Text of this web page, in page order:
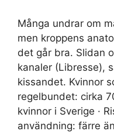
Många undrar om
men kroppens
det går bra. Slidan
kanaler (Libresse),
kissandet. Kvinnor
regelbundet: cirka
kvinnor i Sverige ·
användning: färre